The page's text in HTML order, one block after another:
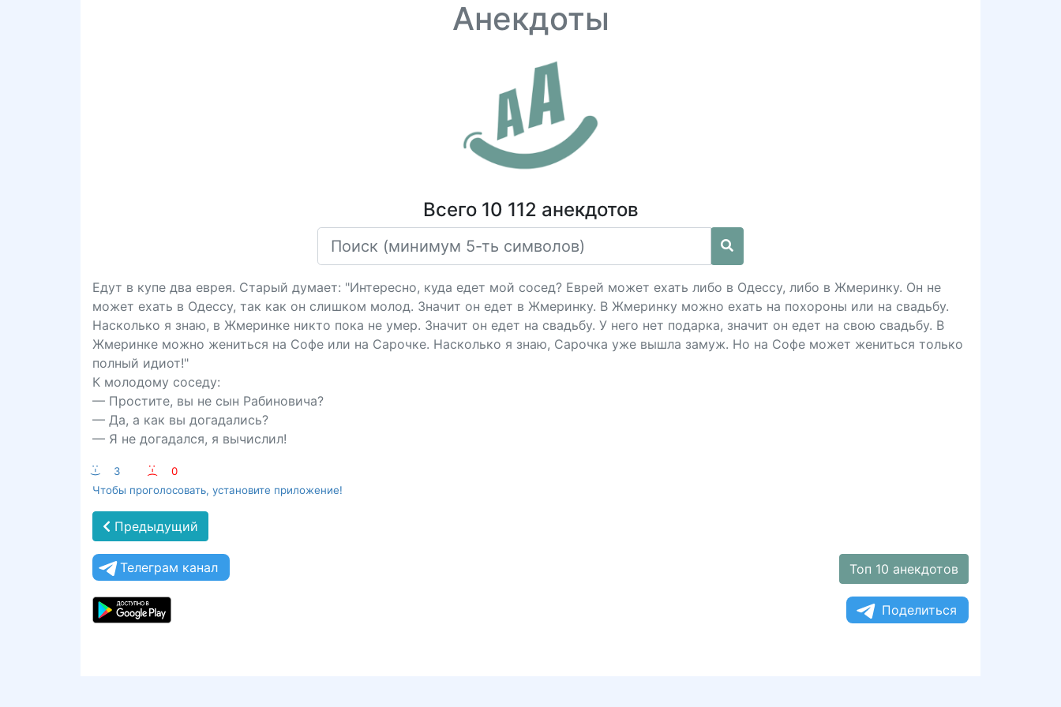
Анекдоты
Всего 10 112 анекдотов
Едут в купе два еврея. Старый думает: "Интересно, куда едет мой сосед? Еврей может ехать либо в Одессу, либо в Жмеринку. Он не
может ехать в Одессу, так как он слишком молод. Значит он едет в Жмеринку. В Жмеринку можно ехать на похороны или на свадьбу.
Насколько я знаю, в Жмеринке никто пока не умер. Значит он едет на свадьбу. У него нет подарка, значит он едет на свою свадьбу. В
Жмеринке можно жениться на Софе или на Сарочке. Насколько я знаю, Сарочка уже вышла замуж. Но на Софе может жениться только
полный идиот!"
К молодому соседу:
— Простите, вы не сын Рабиновича?
— Да, а как вы догадались?
— Я не догадался, я вычислил!
:-) 3 :-(
0
Чтобы проголосовать, установите приложение!
Предыдущий
Телеграм канал Топ 10 анекдотов
Поделиться